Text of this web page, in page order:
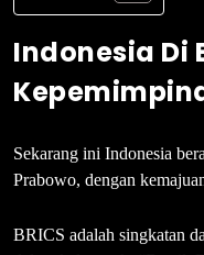
Indonesia Di
Sekarang ini Indonesia
Prabowo, dengan
BRICS adalah singkatan